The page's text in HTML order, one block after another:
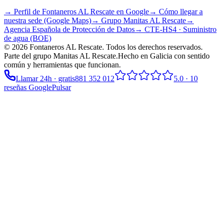
→ Perfil de Fontaneros AL Rescate en Google→ Cómo llegar a
nuestra sede (Google Maps)→ Grupo Manitas AL Rescate→
Agencia Española de Protección de Datos→ CTE-HS4 · Suministro
de agua (BOE)
© 2026 Fontaneros AL Rescate. Todos los derechos reservados.
Parte del grupo Manitas AL Rescate.Hecho en Galicia con sentido
común y herramientas que funcionan.
Llamar 24h · gratis881 352 012 5.0 · 10
reseñas GooglePulsar